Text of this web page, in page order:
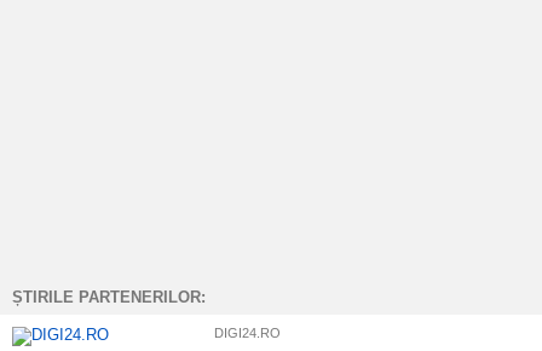
ȘTIRILE PARTENERILOR:
DIGI24.RO